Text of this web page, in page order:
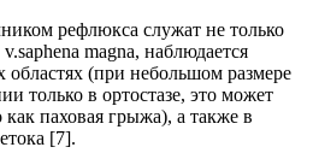
рефлюкса служат не только
magna, наблюдается
(при небольшом размере
только в ортостазе, это может
паховая грыжа), а также в
[7].